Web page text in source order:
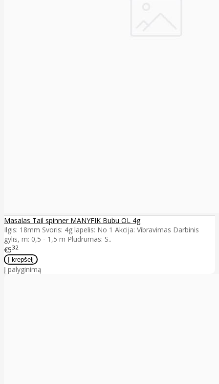
Masalas Tail spinner MANYFIK Bubu OL 4g
Ilgis: 18mm Svoris: 4g lapelis: No 1 Akcija: Vibravimas Darbinis
gylis, m: 0,5 - 1,5 m Plūdrumas: S..
€532
Į palyginimą